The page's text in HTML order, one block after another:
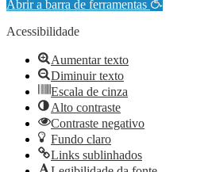
Abrir a barra de ferramentas
Acessibilidade
Aumentar texto
Diminuir texto
Escala de cinza
Alto contraste
Contraste negativo
Fundo claro
Links sublinhados